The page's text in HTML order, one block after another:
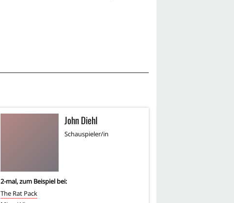
John Diehl
Schauspieler/in
2-mal, zum Beispiel bei:
The Rat Pack